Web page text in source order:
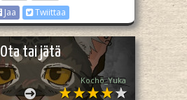
Jaa
Twiittaa
Ota tai jätä
Kochō_Yuka